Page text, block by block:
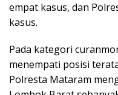
empat kasus, dan
kasus.
Pada kategori
menempati posisi
Polresta Mataram